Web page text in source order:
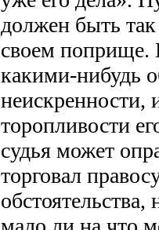
должен быть
своем поприще.
какими-нибудь
неискренности,
торопливости
судья может
торговал